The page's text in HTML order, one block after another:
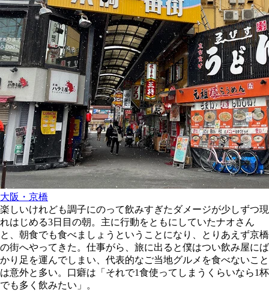
大阪・京橋
楽しいけれども調子にのって飲みすぎたダメージが少しずつ現
れはじめる3日目の朝。主に行動をともにしていたナオさん
と、朝食でも食べましょうということになり、とりあえず京橋
の街へやってきた。仕事がら、旅に出ると僕はつい飲み屋にば
かり足を運んでしまい、代表的なご当地グルメを食べないこと
は意外と多い。口癖は「それで1食使ってしまうくらいなら1杯
でも多く飲みたい」。